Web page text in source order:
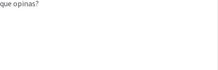
que opinas?